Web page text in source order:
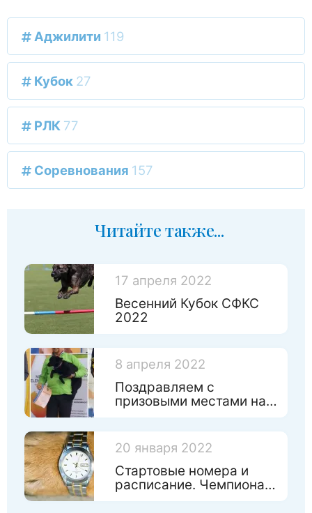
Аджилити 119
Кубок 27
РЛК 77
Соревнования 157
Читайте также...
17 апреля 2022
Весенний Кубок СФКС
2022
8 апреля 2022
Поздравляем с
призовыми местами на
20 января 2022
Стартовые номера и
расписание. Чемпионат